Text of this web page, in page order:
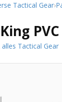
Tactical Gear›
alles Tactical Gear